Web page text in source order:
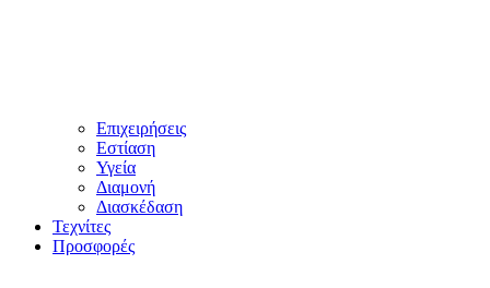
Επιχειρήσεις
Εστίαση
Υγεία
Διαμονή
Διασκέδαση
Τεχνίτες
Προσφορές